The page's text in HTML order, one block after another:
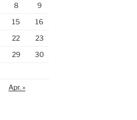
8
9
15
16
22
23
29
30
Apr. »